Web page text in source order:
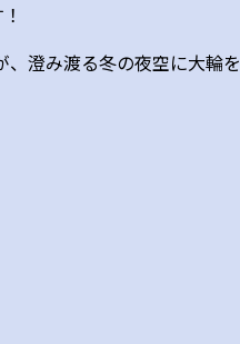
澄み渡る冬の夜空に大輪を